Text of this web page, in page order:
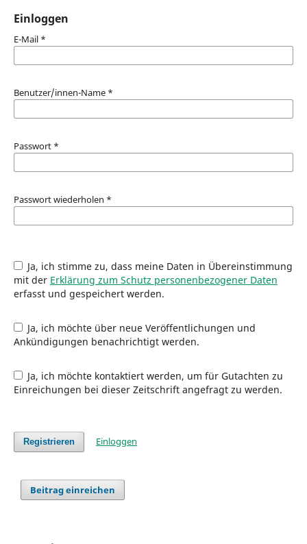
Einloggen
E-Mail *
Benutzer/innen-Name *
Passwort *
Passwort wiederholen *
mit der Erklärung zum Schutz personenbezogener Daten
erfasst und gespeichert werden.
Ankündigungen benachrichtigt werden.
Einreichungen bei dieser Zeitschrift angefragt zu werden.
Registrieren Einloggen
Beitrag einreichen